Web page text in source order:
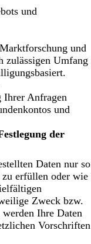
und
und
zulässigen Umfang
Ihrer Anfragen
und
der
Daten nur so
erfüllen oder wie
Zweck bzw.
Ihre Daten
Vorschriften